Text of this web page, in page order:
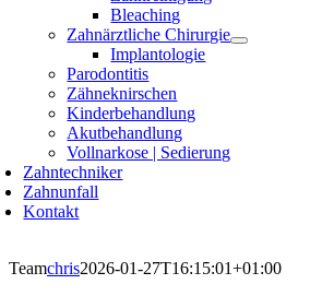
Bleaching
Zahnärztliche Chirurgie
Implantologie
Parodontitis
Zähneknirschen
Kinderbehandlung
Akutbehandlung
Vollnarkose | Sedierung
Zahntechniker
Zahnunfall
Kontakt
Teamchris2026-01-27T16:15:01+01:00